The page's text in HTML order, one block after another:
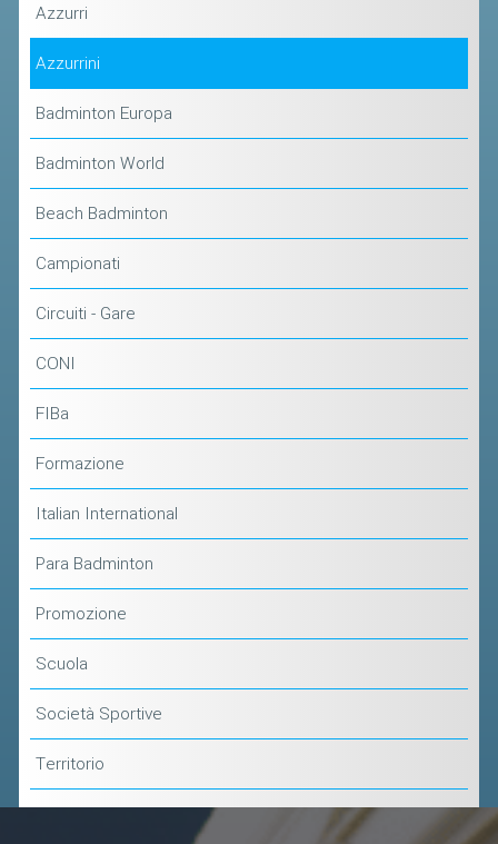
Azzurri
Azzurrini
Badminton Europa
Badminton World
Beach Badminton
Campionati
Circuiti - Gare
CONI
FIBa
Formazione
Italian International
Para Badminton
Promozione
Scuola
Società Sportive
Territorio
ALBO D'ORO CAMPIONATI ITALIANI
CLASSIFICHE 2013-2020
RICHIESTA TORNEI
PARA BADMINTON
TESSERAMENTO
CLASSIFICHE 2016-2023
ATLETI D'INTERESSE NAZIONALE